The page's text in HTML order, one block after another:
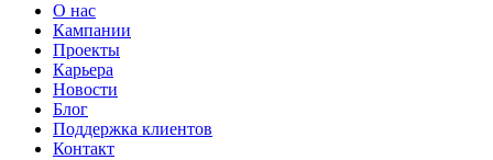
О нас
Кампании
Проекты
Карьера
Новости
Блог
Поддержка клиентов
Контакт